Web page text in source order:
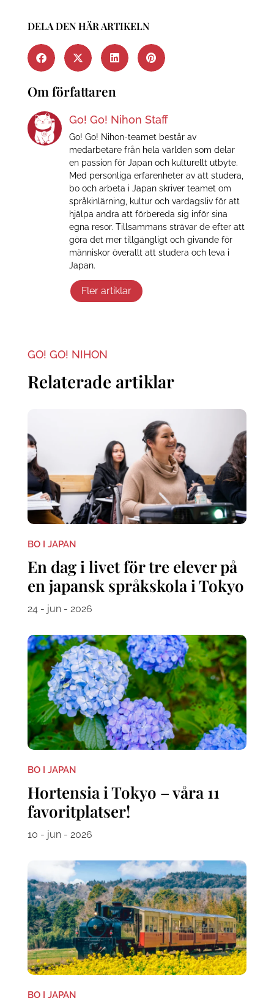
DELA DEN HÄR ARTIKELN
Om författaren
Go! Go! Nihon Staff
Go! Go! Nihon-teamet består av
medarbetare från hela världen som delar
en passion för Japan och kulturellt utbyte.
Med personliga erfarenheter av att studera,
bo och arbeta i Japan skriver teamet om
språkinlärning, kultur och vardagsliv för att
hjälpa andra att förbereda sig inför sina
egna resor. Tillsammans strävar de efter att
göra det mer tillgängligt och givande för
människor överallt att studera och leva i
Japan.
Fler artiklar
GO! GO! NIHON
Relaterade artiklar
BO I JAPAN
En dag i livet för tre elever på
en japansk språkskola i Tokyo
24 - jun - 2026
BO I JAPAN
Hortensia i Tokyo – våra 11
favoritplatser!
10 - jun - 2026
BO I JAPAN